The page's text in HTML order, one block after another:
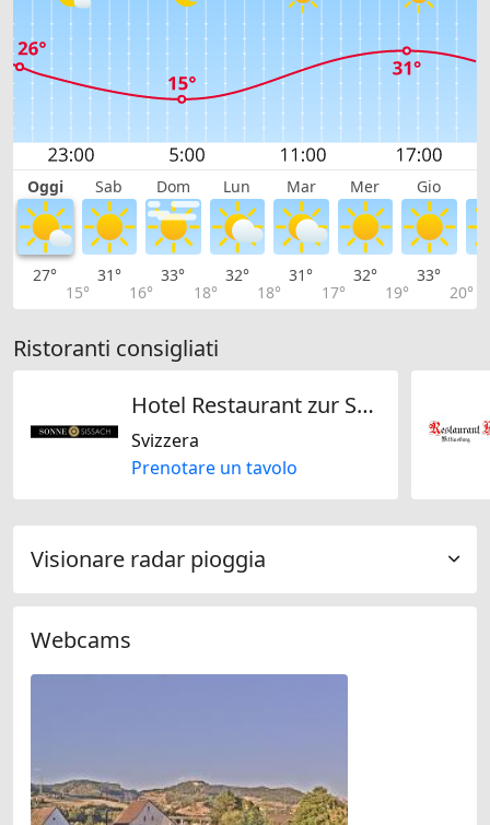
Oggi Sab Dom Lun Mar Mer Gio
27°
15°
31°
16°
33°
18°
32°
18°
31°
17°
32°
19°
33°
20°
Ristoranti consigliati
Hotel Restaurant zur Sonne AG
Svizzera
Prenotare un tavolo
Visionare radar pioggia
Webcams